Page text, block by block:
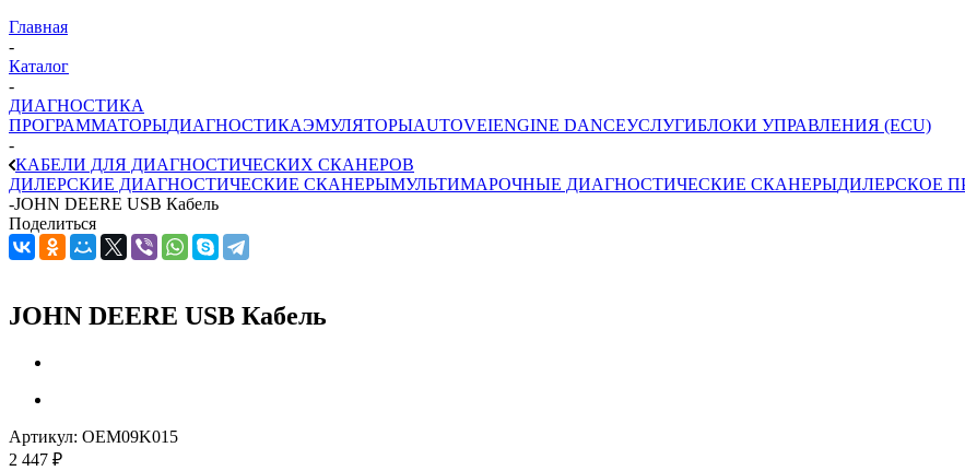
Главная
-
Каталог
-
ДИАГНОСТИКА
ПРОГРАММАТОРЫДИАГНОСТИКАЭМУЛЯТОРЫAUTOVEIENGINE DANCEУСЛУГИБЛОКИ УПРАВЛЕНИЯ (ECU)
-
КАБЕЛИ ДЛЯ ДИАГНОСТИЧЕСКИХ СКАНЕРОВ
ДИЛЕРСКИЕ ДИАГНОСТИЧЕСКИЕ СКАНЕРЫМУЛЬТИМАРОЧНЫЕ ДИАГНОСТИЧЕСКИЕ СКАНЕРЫДИЛЕРСКОЕ
-JOHN DEERE USB Кабель
Поделиться
JOHN DEERE USB Кабель
Артикул: OEM09K015
2 447 ₽